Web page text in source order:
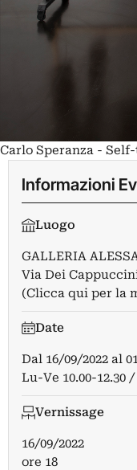
Carlo Speranza -
Informazioni
Luogo
GALLERIA
Via Dei
(Clicca qui per la
Date
Dal 16/09/2022 al
Lu-Ve 10.00-12.30 /
Vernissage
16/09/2022
ore 18